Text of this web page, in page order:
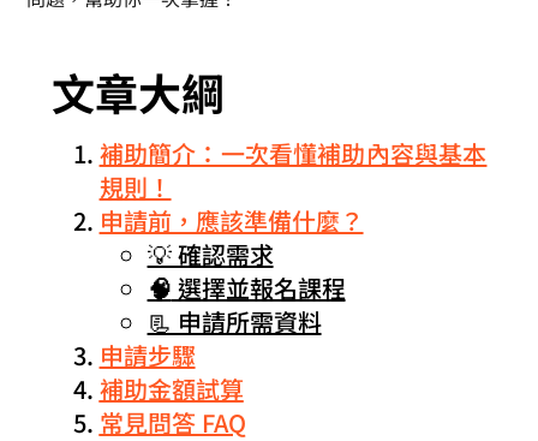
文章大綱
補助簡介：一次看懂補助內容與基本
規則！
申請前，應該準備什麼？
💡 確認需求
🧠 選擇並報名課程
📃 申請所需資料
申請步驟
補助金額試算
常見問答 FAQ